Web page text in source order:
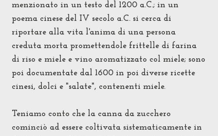
menzionato in un testo del 1200 a.C.; in un
poema cinese del IV secolo a.C. si cerca di
riportare alla vita l'anima di una persona
creduta morta promettendole frittelle di farina
di riso e miele e vino aromatizzato col miele; sono
poi documentate dal 1600 in poi diverse ricette
cinesi, dolci e "salate", contenenti miele.
Teniamo conto che la canna da zucchero
cominciò ad essere coltivata sistematicamente in